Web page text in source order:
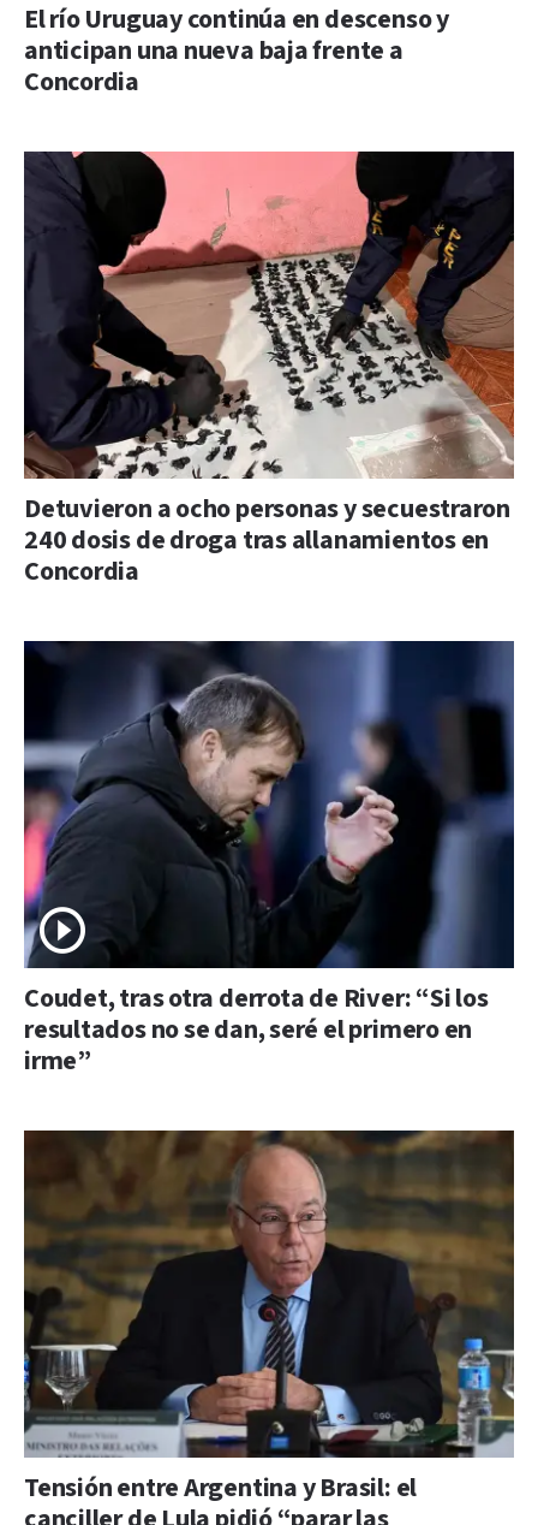
El río Uruguay continúa en descenso y
anticipan una nueva baja frente a
Concordia
Detuvieron a ocho personas y secuestraron
240 dosis de droga tras allanamientos en
Concordia
Coudet, tras otra derrota de River: “Si los
resultados no se dan, seré el primero en
irme”
Tensión entre Argentina y Brasil: el